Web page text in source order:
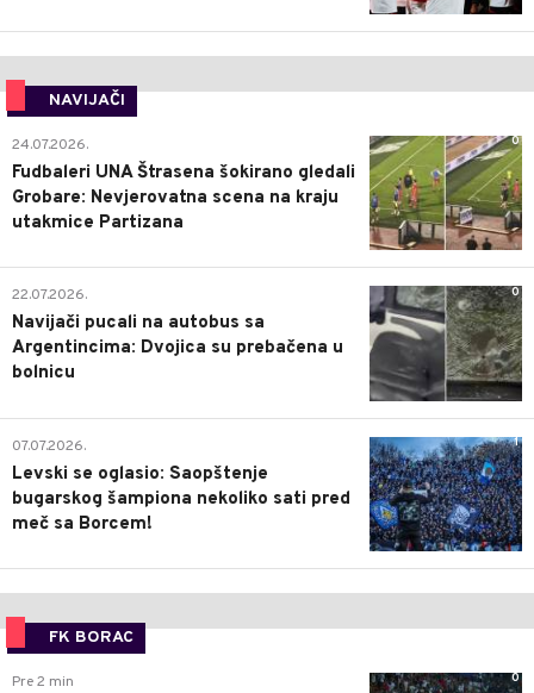
NAVIJAČI
0
24.07.2026.
Fudbaleri UNA Štrasena šokirano gledali
Grobare: Nevjerovatna scena na kraju
utakmice Partizana
0
22.07.2026.
Navijači pucali na autobus sa
Argentincima: Dvojica su prebačena u
bolnicu
1
07.07.2026.
Levski se oglasio: Saopštenje
bugarskog šampiona nekoliko sati pred
meč sa Borcem!
FK BORAC
0
Pre 2 min